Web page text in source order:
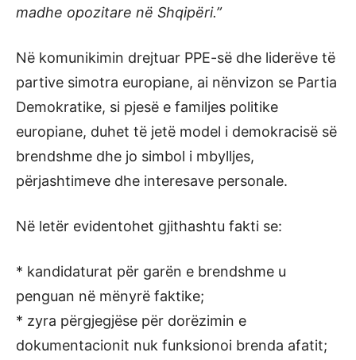
madhe opozitare në Shqipëri.”
Në komunikimin drejtuar PPE-së dhe liderëve të
partive simotra europiane, ai nënvizon se Partia
Demokratike, si pjesë e familjes politike
europiane, duhet të jetë model i demokracisë së
brendshme dhe jo simbol i mbylljes,
përjashtimeve dhe interesave personale.
Në letër evidentohet gjithashtu fakti se:
* kandidaturat për garën e brendshme u
penguan në mënyrë faktike;
* zyra përgjegjëse për dorëzimin e
dokumentacionit nuk funksionoi brenda afatit;